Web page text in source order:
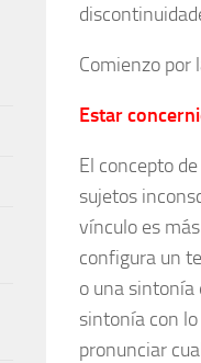
Comienzo por
Estar
El concepto
sujetos
vínculo es
configura un
o una sintonía
sintonía con
pronunciar